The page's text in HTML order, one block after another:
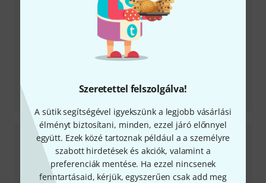
Szeretettel felszolgálva!
A sütik segítségével igyekszünk a legjobb vásárlási
élményt biztosítani, minden, ezzel járó előnnyel
együtt. Ezek közé tartoznak például a a személyre
szabott hirdetések és akciók, valamint a
preferenciák mentése. Ha ezzel nincsenek
fenntartásaid, kérjük, egyszerűen csak add meg
Tesztbeszámoló
22" EMAD Heavyweight Bass Drum